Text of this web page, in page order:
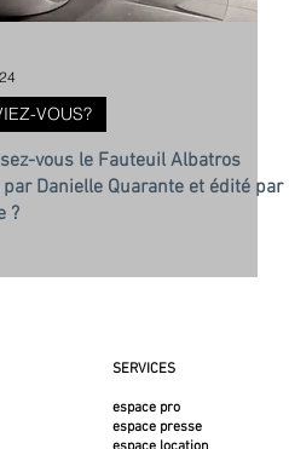
VOUS?
vous le Fauteuil Albatros
Danielle Quarante et édité par
?
SERVICES
espace pro
espace presse